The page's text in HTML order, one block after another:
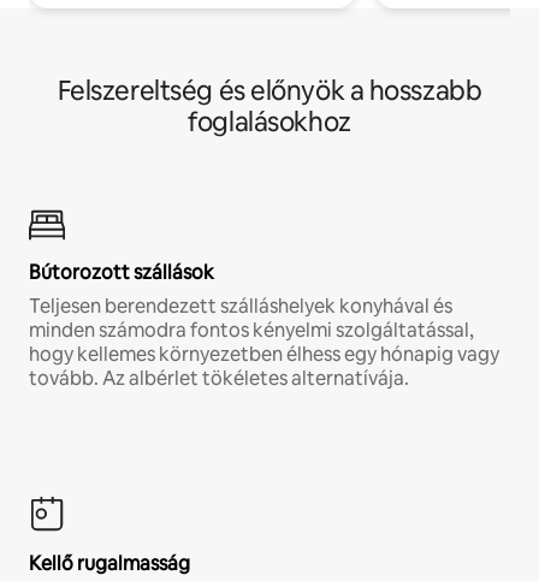
Felszereltség és előnyök a hosszabb
foglalásokhoz
Bútorozott szállások
Teljesen berendezett szálláshelyek konyhával és
minden számodra fontos kényelmi szolgáltatással,
hogy kellemes környezetben élhess egy hónapig vagy
tovább. Az albérlet tökéletes alternatívája.
Kellő rugalmasság